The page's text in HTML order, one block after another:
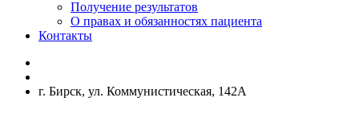
Получение результатов
О правах и обязанностях пациента
Контакты
г. Бирск, ул. Коммунистическая, 142А